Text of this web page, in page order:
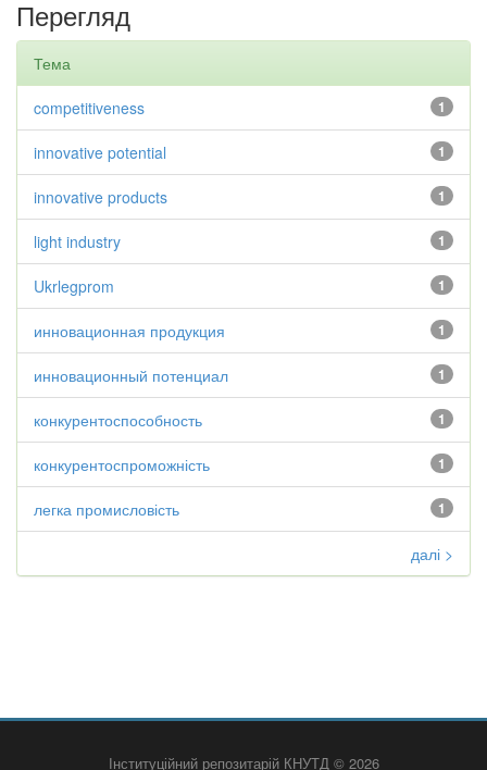
Перегляд
Тема
1
competitiveness
1
innovative potential
1
innovative products
1
light industry
1
Ukrlegprom
1
инновационная продукция
1
инновационный потенциал
1
конкурентоспособность
1
конкурентоспроможність
1
легка промисловість
далі >
Інституційний репозитарій КНУТД © 2026